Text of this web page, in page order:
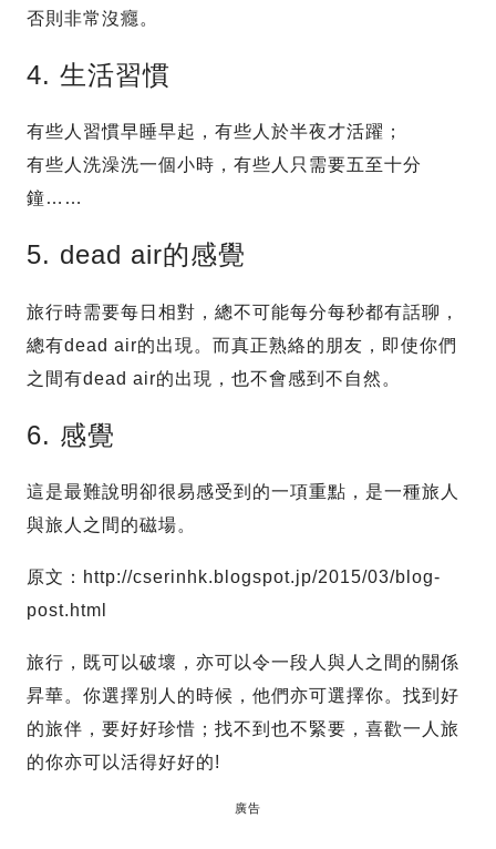
否則非常沒癮。
4. 生活習慣
有些人習慣早睡早起，有些人於半夜才活躍；
有些人洗澡洗一個小時，有些人只需要五至十分
鐘……
5. dead air的感覺
旅行時需要每日相對，總不可能每分每秒都有話聊，
總有dead air的出現。而真正熟絡的朋友，即使你們
之間有dead air的出現，也不會感到不自然。
6. 感覺
這是最難說明卻很易感受到的一項重點，是一種旅人
與旅人之間的磁場。
原文：http://cserinhk.blogspot.jp/2015/03/blog-
post.html
旅行，既可以破壞，亦可以令一段人與人之間的關係
昇華。你選擇別人的時候，他們亦可選擇你。找到好
的旅伴，要好好珍惜；找不到也不緊要，喜歡一人旅
的你亦可以活得好好的!
廣告